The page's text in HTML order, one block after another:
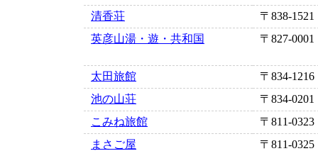
清香荘
〒838-1521
英彦山湯・遊・共和国
〒827-0001
太田旅館
〒834-1216
池の山荘
〒834-0201
こみね旅館
〒811-0323
まさご屋
〒811-0325